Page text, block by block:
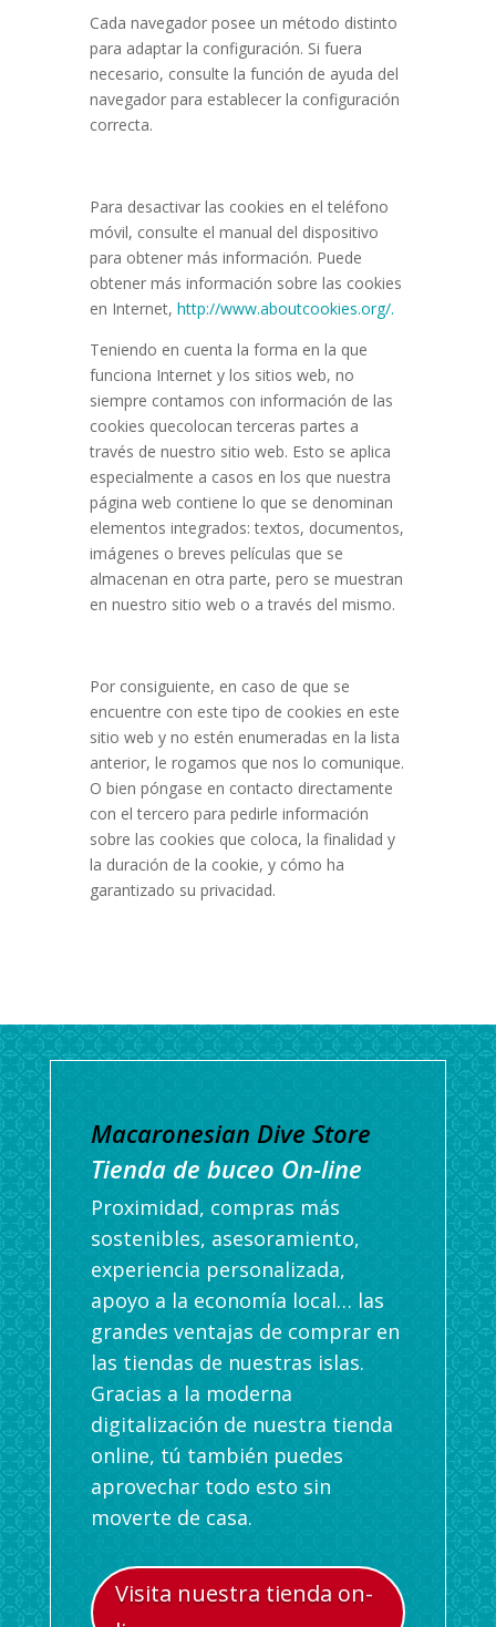
Cada navegador posee un método distinto
para adaptar la configuración. Si fuera
necesario, consulte la función de ayuda del
navegador para establecer la configuración
correcta.
Para desactivar las cookies en el teléfono
móvil, consulte el manual del dispositivo
para obtener más información. Puede
obtener más información sobre las cookies
en Internet, http://www.aboutcookies.org/.
Teniendo en cuenta la forma en la que
funciona Internet y los sitios web, no
siempre contamos con información de las
cookies quecolocan terceras partes a
través de nuestro sitio web. Esto se aplica
especialmente a casos en los que nuestra
página web contiene lo que se denominan
elementos integrados: textos, documentos,
imágenes o breves películas que se
almacenan en otra parte, pero se muestran
en nuestro sitio web o a través del mismo.
Por consiguiente, en caso de que se
encuentre con este tipo de cookies en este
sitio web y no estén enumeradas en la lista
anterior, le rogamos que nos lo comunique.
O bien póngase en contacto directamente
con el tercero para pedirle información
sobre las cookies que coloca, la finalidad y
la duración de la cookie, y cómo ha
garantizado su privacidad.
Macaronesian Dive Store
Tienda de buceo On-line
Proximidad, compras más
sostenibles, asesoramiento,
experiencia personalizada,
apoyo a la economía local… las
grandes ventajas de comprar en
las tiendas de nuestras islas.
Gracias a la moderna
digitalización de nuestra tienda
online, tú también puedes
aprovechar todo esto sin
moverte de casa.
Visita nuestra tienda on-